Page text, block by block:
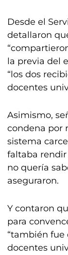
Desde el
detallaron
la previa del
“los dos
docentes
Asimismo,
condena por
sistema
faltaba
no quería
aseguraron.
Y contaron
para
“también fue
docentes